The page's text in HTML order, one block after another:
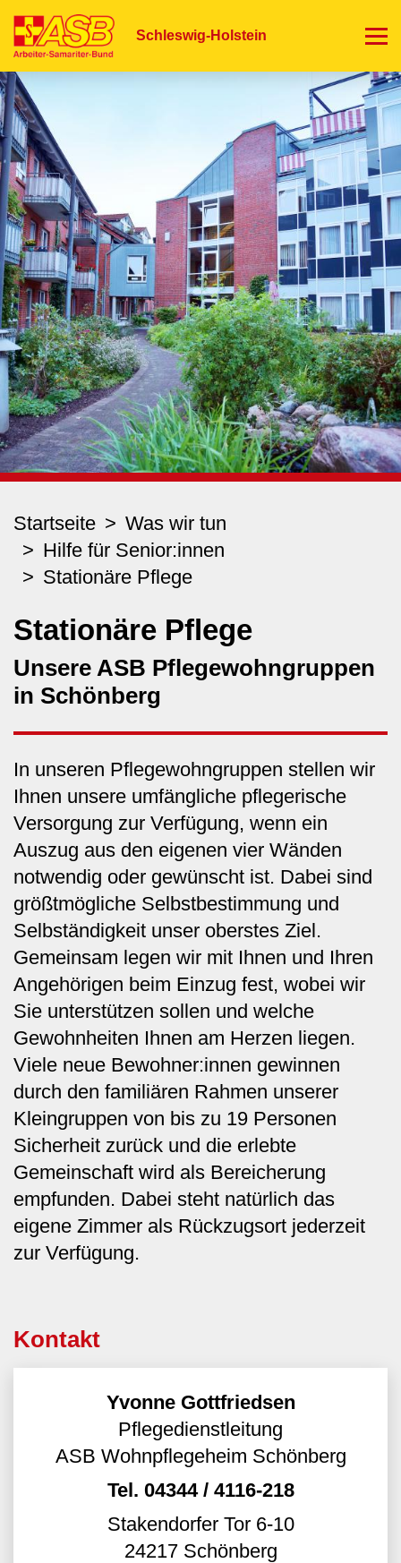
zum
Schleswig-Holstein
Startseite
Was wir tun
Hilfe für Senior:innen
Stationäre Pflege
Stationäre Pflege
Unsere ASB Pflegewohngruppen
in Schönberg
In unseren Pflegewohngruppen stellen wir
Ihnen unsere umfängliche pflegerische
Versorgung zur Verfügung, wenn ein
Auszug aus den eigenen vier Wänden
notwendig oder gewünscht ist. Dabei sind
größtmögliche Selbstbestimmung und
Selbständigkeit unser oberstes Ziel.
Gemeinsam legen wir mit Ihnen und Ihren
Angehörigen beim Einzug fest, wobei wir
Sie unterstützen sollen und welche
Gewohnheiten Ihnen am Herzen liegen.
Viele neue Bewohner:innen gewinnen
durch den familiären Rahmen unserer
Kleingruppen von bis zu 19 Personen
Sicherheit zurück und die erlebte
Gemeinschaft wird als Bereicherung
empfunden. Dabei steht natürlich das
eigene Zimmer als Rückzugsort jederzeit
zur Verfügung.
Kontakt
Yvonne Gottfriedsen
Pflegedienstleitung
ASB Wohnpflegeheim Schönberg
Tel. 04344 / 4116-218
Stakendorfer Tor 6-10
24217 Schönberg